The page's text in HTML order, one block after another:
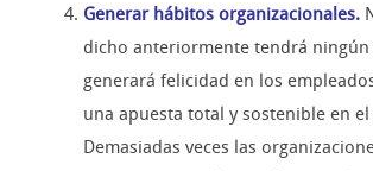
Generar hábitos organizacionales.
dicho anteriormente tendrá ningún
generará felicidad en los
una apuesta total y sostenible en
Demasiadas veces las